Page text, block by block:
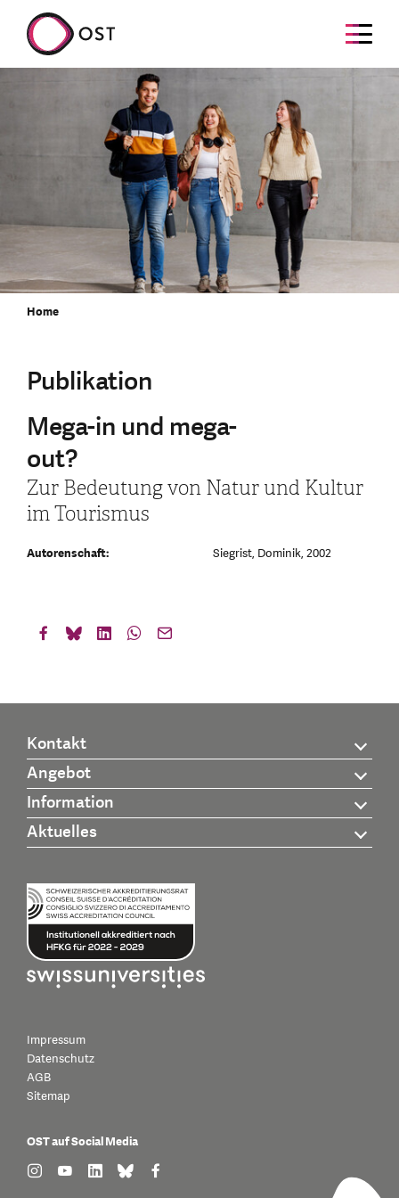
Home
Publikation
Mega-in und mega-
out?
Zur Bedeutung von Natur und Kultur
im Tourismus
Autorenschaft: Siegrist, Dominik, 2002
Kontakt
Angebot
Information
Aktuelles
Impressum
Datenschutz
AGB
Sitemap
OST auf Social Media
find us on: instagram
find us on: youtube
find us on: linkedin
find us on: bluesky
find us on: facebook